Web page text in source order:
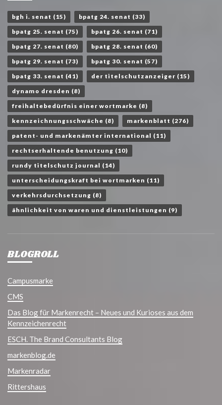
bgh i. senat (15) bpatg 24. senat (33)
bpatg 25. senat (75) bpatg 26. senat (71)
bpatg 27. senat (80) bpatg 28. senat (60)
bpatg 29. senat (73) bpatg 30. senat (57)
bpatg 33. senat (41) der titelschutzanzeiger (15)
dynamo dresden (8)
freihaltebedürfnis einer wortmarke (8)
kennzeichnungsschwäche (8) markenblatt (276)
patent- und markenämter international (11)
rechtserhaltende benutzung (10)
rundy titelschutz journal (14)
unterscheidungskraft bei wortmarken (11)
verkehrsdurchsetzung (8)
ähnlichkeit von waren und dienstleistungen (9)
BLOGROLL
Campusmarke
CMS
Das Blog für Markenrecht – Neues und Kurioses aus dem
Kennzeichenrecht
ESCH. The Brand Consultants Blog
markenblog.de
Markenradar
Rittershaus